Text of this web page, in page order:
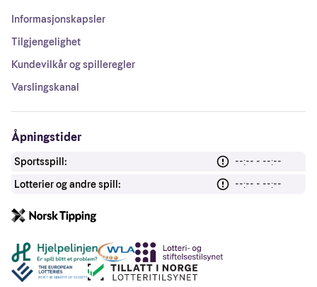
Informasjonskapsler
Tilgjengelighet
Kundevilkår og spilleregler
Varslingskanal
Åpningstider
Sportsspill:
--:-- - --:--
Lotterier og andre spill:
--:-- - --:--
Andre lenker